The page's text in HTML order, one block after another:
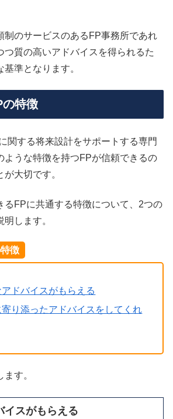
制のサービスのあるFP事務所であれ
つ質の高いアドバイスを得られるた
準となります。
の特徴
関する将来設計をサポートする専門
ような特徴を持つFPが信頼できるの
大切です。
るFPに共通する特徴について、2つの
します。
徴
ドバイスがもらえる
り添ったアドバイスをしてくれ
す。
イスがもらえる